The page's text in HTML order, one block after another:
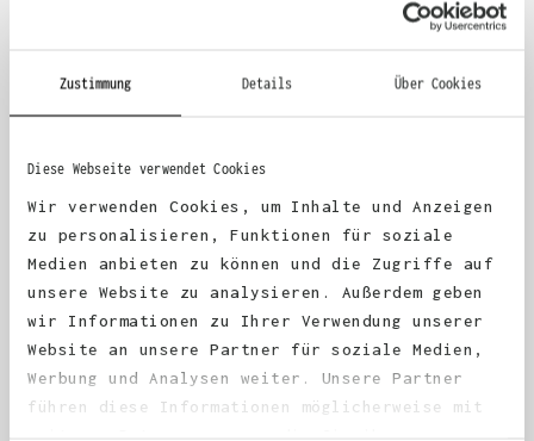
Zustimmung Details Über Cookies
Diese Webseite verwendet Cookies
Wir verwenden Cookies, um Inhalte und Anzeigen
zu personalisieren, Funktionen für soziale
Medien anbieten zu können und die Zugriffe auf
unsere Website zu analysieren. Außerdem geben
wir Informationen zu Ihrer Verwendung unserer
Website an unsere Partner für soziale Medien,
Werbung und Analysen weiter. Unsere Partner
führen diese Informationen möglicherweise mit
KUNDEN FEEDBACK 🫶
4.68
average
1,983reviews
Katrin Ehling-Kemper